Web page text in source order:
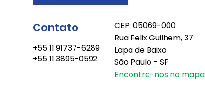
Contato
+55 11 91737-6289
+55 11 3895-0592
CEP: 05069-000
Rua Felix Guilhem, 37
Lapa de Baixo
São Paulo - SP
Encontre-nos no mapa